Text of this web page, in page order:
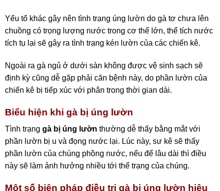
Yếu tố khác gây nên tình trạng úng lườn do gà tơ chưa lên
chuồng có trọng lượng nước trong cơ thể lớn, thể tích nước
tích tụ lại sẽ gây ra tình trạng kén lườn của các chiến kê.
Ngoài ra gà ngủ ở dưới sàn không được vệ sinh sạch sẽ
định kỳ cũng dễ gặp phải căn bệnh này, do phần lườn của
chiến kê bị tiếp xúc với phân trong thời gian dài.
Biểu hiện khi gà bị úng lườn
Tình trạng gà bị úng lườn thường dễ thấy bằng mắt với
phần lườn bị u và đọng nước lại. Lúc này, sư kê sẽ thấy
phần lườn của chúng phồng nước, nếu để lâu dài thì điều
này sẽ làm ảnh hưởng nhiều tới thể trạng của chúng.
Một số biện pháp điều trị gà bị úng lườn hiệu